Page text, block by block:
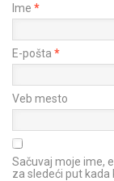
Ime *
E-pošta *
Veb mesto
Sačuvaj moje ime,
za sledeći put kada